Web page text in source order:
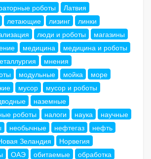
роботы
Латвия
летающие лизинг
линки
люди и роботы
магазины
медицина
медицина и роботы
мнения
модульные мойка
море
мусор
мусор и роботы
наземные
роботы
налоги наука
научные
необычные нефтегаз
нефть
Зеландия
Норвегия
ОАЭ обитаемые
обработка